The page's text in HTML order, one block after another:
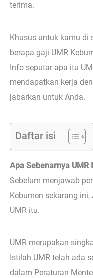
terima.
Khusus untuk kamu di
berapa gaji UMR
Info seputar apa itu
mendapatkan kerja
jabarkan untuk Anda.
Daftar isi
Apa Sebenarnya UMR
Sebelum menjawab
Kebumen sekarang
UMR itu.
UMR merupakan
Istilah UMR telah ada
dalam Peraturan